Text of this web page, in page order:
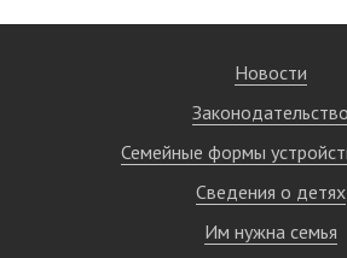
Новости
Законодательство
Семейные формы
Сведения о детях
Им нужна семья